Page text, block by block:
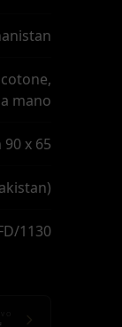
mano
90 x 65
1130